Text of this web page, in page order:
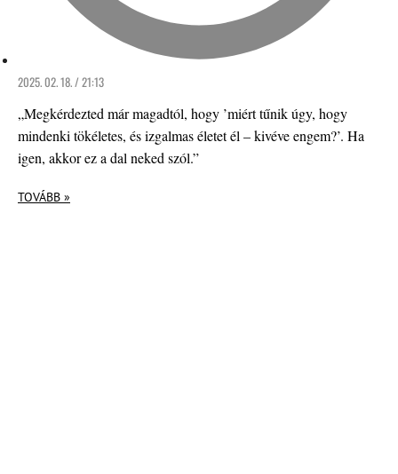
2025. 02. 18. / 21:13
„Megkérdezted már magadtól, hogy ’miért tűnik úgy, hogy
mindenki tökéletes, és izgalmas életet él – kivéve engem?’. Ha
igen, akkor ez a dal neked szól.”
TOVÁBB »